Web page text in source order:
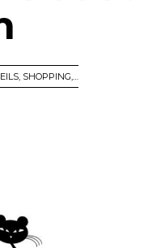
SHOPPING,…